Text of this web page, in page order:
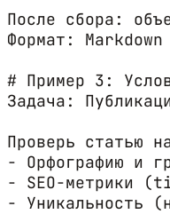
После сбора:
Формат:
# Пример 3:
Задача:
Проверь статью
- Орфографию и
- SEO-метрики
- Уникальность